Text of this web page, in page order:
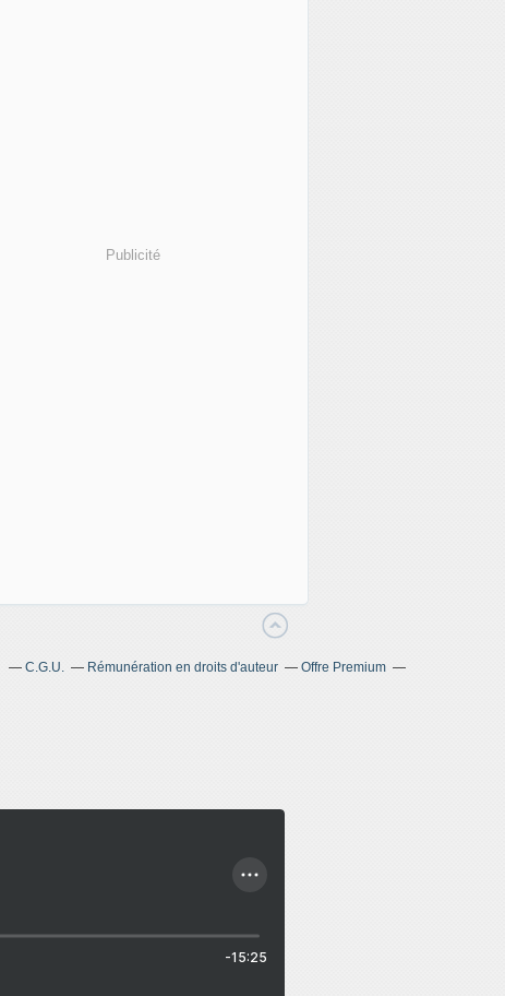
Publicité
C.G.U. Rémunération en droits d'auteur
Offre Premium
-15:25